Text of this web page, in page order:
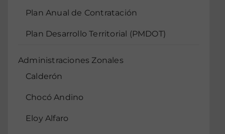
Plan Anual de Contratación
Plan Desarrollo Territorial (PMDOT)
Administraciones Zonales
Calderón
Chocó Andino
Eloy Alfaro